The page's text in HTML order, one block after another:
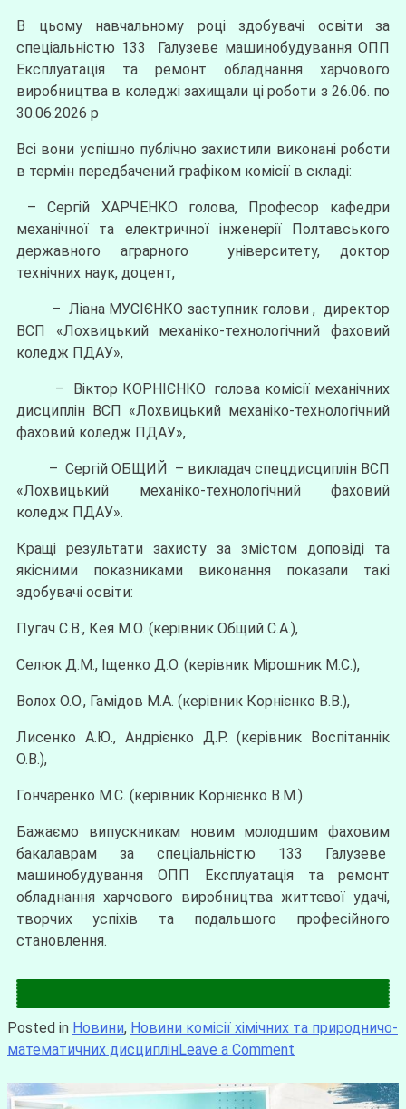
В цьому навчальному році здобувачі освіти за
спеціальністю 133 Галузеве машинобудування ОПП
Експлуатація та ремонт обладнання харчового
виробництва в коледжі захищали ці роботи з 26.06. по
30.06.2026 р
Всі вони успішно публічно захистили виконані роботи
в термін передбачений графіком комісії в складі:
– Сергій ХАРЧЕНКО голова, Професор кафедри
механічної та електричної інженерії Полтавського
державного аграрного університету, доктор
технічних наук, доцент,
– Ліана МУСІЄНКО заступник голови , директор
ВСП «Лохвицький механіко-технологічний фаховий
коледж ПДАУ»,
– Віктор КОРНІЄНКО голова комісії механічних
дисциплін ВСП «Лохвицький механіко-технологічний
фаховий коледж ПДАУ»,
– Сергій ОБЩИЙ – викладач спецдисциплін ВСП
«Лохвицький механіко-технологічний фаховий
коледж ПДАУ».
Кращі результати захисту за змістом доповіді та
якісними показниками виконання показали такі
здобувачі освіти:
Пугач С.В., Кея М.О. (керівник Общий С.А.),
Селюк Д.М., Іщенко Д.О. (керівник Мірошник М.С.),
Волох О.О., Гамідов М.А. (керівник Корнієнко В.В.),
Лисенко А.Ю., Андрієнко Д.Р. (керівник Воспітаннік
О.В.),
Гончаренко М.С. (керівник Корнієнко В.М.).
Бажаємо випускникам новим молодшим фаховим
бакалаврам за спеціальністю 133 Галузеве
машинобудування ОПП Експлуатація та ремонт
обладнання харчового виробництва життєвої удачі,
творчих успіхів та подальшого професійного
становлення.
Posted in Новини, Новини комісії хімічних та природничо-
математичних дисциплін Leave a Comment